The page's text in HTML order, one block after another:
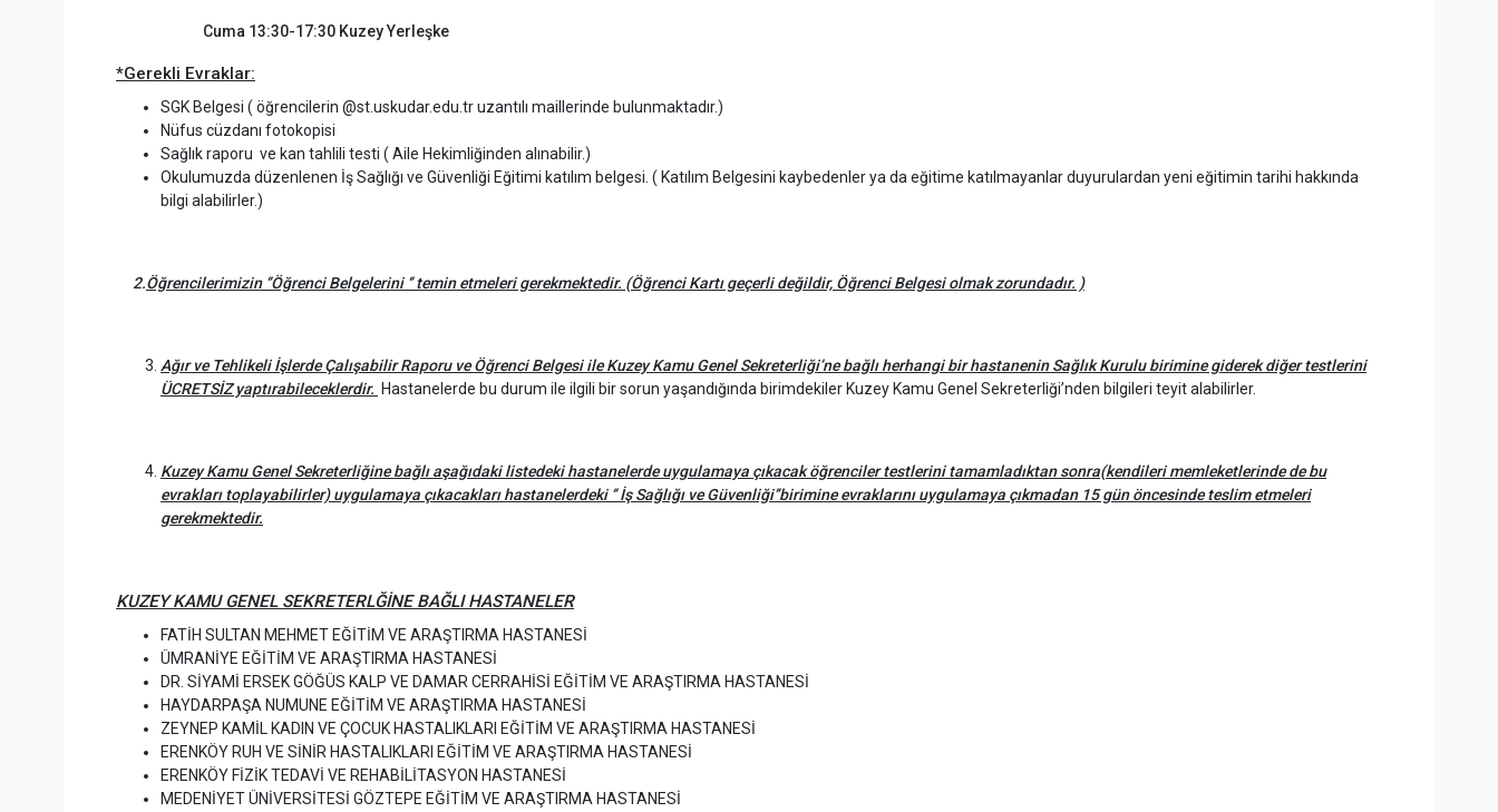
Cuma 13:30-17:30 Kuzey Yerleşke
*Gerekli Evraklar:
SGK Belgesi ( öğrencilerin @st.uskudar.edu.tr uzantılı maillerinde bulunmaktadır.)
Nüfus cüzdanı fotokopisi
Sağlık raporu ve kan tahlili testi ( Aile Hekimliğinden alınabilir.)
Okulumuzda düzenlenen İş Sağlığı ve Güvenliği Eğitimi katılım belgesi. ( Katılım Belgesini kaybedenler ya da eğitime katılmayanlar duyurulardan yeni eğitimin tarihi hakkında
bilgi alabilirler.)
2.Öğrencilerimizin ‘ ’Öğrenci Belgelerini ‘’ temin etmeleri gerekmektedir. (Öğrenci Kartı geçerli değildir, Öğrenci Belgesi olmak zorundadır. )
Ağır ve Tehlikeli İşlerde Çalışabilir Raporu ve Öğrenci Belgesi ile Kuzey Kamu Genel Sekreterliği’ne bağlı herhangi bir hastanenin Sağlık Kurulu birimine giderek diğer testlerini
ÜCRETSİZ yaptırabileceklerdir. Hastanelerde bu durum ile ilgili bir sorun yaşandığında birimdekiler Kuzey Kamu Genel Sekreterliği’nden bilgileri teyit alabilirler.
Kuzey Kamu Genel Sekreterliğine bağlı aşağıdaki listedeki hastanelerde uygulamaya çıkacak öğrenciler testlerini tamamladıktan sonra(kendileri memleketlerinde de bu
evrakları toplayabilirler) uygulamaya çıkacakları hastanelerdeki ‘ ’ İş Sağlığı ve Güvenliği’’birimineevraklarını uygulamaya çıkmadan 15 gün öncesindeteslim etmeleri
gerekmektedir.
KUZEY KAMU GENEL SEKRETERLĞİNE BAĞLI HASTANELER
FATİH SULTAN MEHMET EĞİTİM VE ARAŞTIRMA HASTANESİ
ÜMRANİYE EĞİTİM VE ARAŞTIRMA HASTANESİ
DR. SİYAMİ ERSEK GÖĞÜS KALP VE DAMAR CERRAHİSİ EĞİTİM VE ARAŞTIRMA HASTANESİ
HAYDARPAŞA NUMUNE EĞİTİM VE ARAŞTIRMA HASTANESİ
ZEYNEP KAMİL KADIN VE ÇOCUK HASTALIKLARI EĞİTİM VE ARAŞTIRMA HASTANESİ
ERENKÖY RUH VE SİNİR HASTALIKLARI EĞİTİM VE ARAŞTIRMA HASTANESİ
ERENKÖY FİZİK TEDAVİ VE REHABİLİTASYON HASTANESİ
MEDENİYET ÜNİVERSİTESİ GÖZTEPE EĞİTİM VE ARAŞTIRMA HASTANESİ